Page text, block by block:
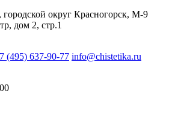
городской округ Красногорск, М-9
дом 2, стр.1
(495) 637-90-77 info@chistetika.ru